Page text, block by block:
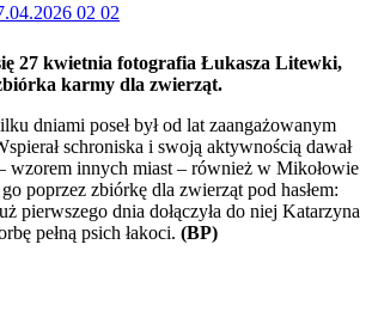
27 kwietnia fotografia Łukasza Litewki,
karmy dla zwierząt.
dniami poseł był od lat zaangażowanym
schroniska i swoją aktywnością dawał
wzorem innych miast – również w Mikołowie
poprzez zbiórkę dla zwierząt pod hasłem:
pierwszego dnia dołączyła do niej Katarzyna
pełną psich łakoci. (BP)